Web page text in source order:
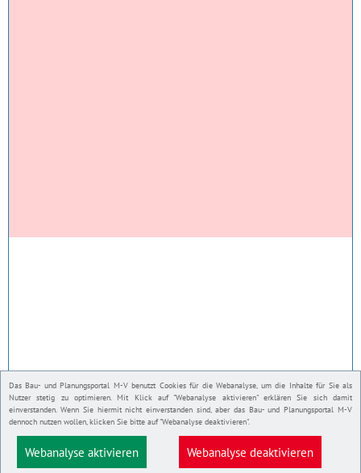
Das Bau- und Planungsportal M-V benutzt Cookies für die Webanalyse, um die Inhalte für Sie als
Nutzer stetig zu optimieren. Mit Klick auf "Webanalyse aktivieren" erklären Sie sich damit
einverstanden. Wenn Sie hiermit nicht einverstanden sind, aber das Bau- und Planungsportal M-V
dennoch nutzen wollen, klicken Sie bitte auf "Webanalyse deaktivieren".
Webanalyse aktivieren Webanalyse deaktivieren